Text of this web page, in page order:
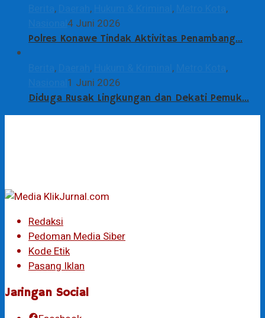
, , ,
,
4 Juni 2026
Polres Konawe Tindak Aktivitas Penambang…
, , ,
,
1 Juni 2026
Diduga Rusak Lingkungan dan Dekati Pemuk…
Redaksi
Pedoman Media Siber
Kode Etik
Pasang Iklan
Jaringan Social